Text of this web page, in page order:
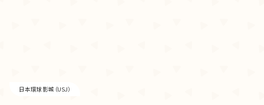
日本環球影城（USJ）